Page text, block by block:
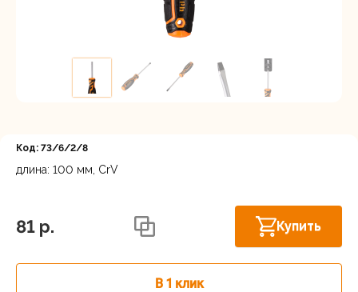
Код: 73/6/2/8
длина: 100 мм, CrV
81 p. Купить
В 1 клик
31-й км, 34/1
В наличии
г.Балашиха: шоссе Энтузиастов,
Западная коммунальная зона, вл. 4